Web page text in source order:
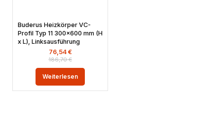
Buderus Heizkörper VC-
Profil Typ 11 300×600 mm (H
x L), Linksausführung
186,70€
76,54 €
Weiterlesen